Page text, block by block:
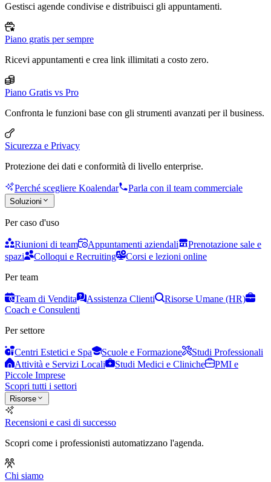
Gestisci agende condivise e distribuisci gli appuntamenti.
Piano gratis per sempre
Ricevi appuntamenti e crea link illimitati a costo zero.
Piano Gratis vs Pro
Confronta le funzioni base con gli strumenti avanzati per il business.
Sicurezza e Privacy
Protezione dei dati e conformità di livello enterprise.
Perché scegliere Koalendar Parla con il team commerciale
Soluzioni
Per caso d'uso
Riunioni di team Appuntamenti aziendali
Prenotazione sale e
spazi
Colloqui e Recruiting
Corsi e lezioni online
Per team
Team di Vendita Assistenza Clienti
Risorse Umane (HR)
Coach e Consulenti
Per settore
Centri Estetici e Spa Scuole e Formazione
Studi Professionali
Attività e Servizi Locali
Studi Medici e Cliniche
PMI e
Piccole Imprese
Scopri tutti i settori
Risorse
Recensioni e casi di successo
Scopri come i professionisti automatizzano l'agenda.
Chi siamo